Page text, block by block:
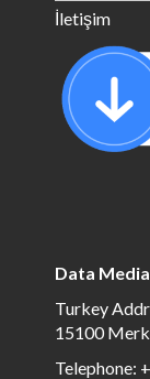
İletişim
Data
Turkey
15100
Telephone: